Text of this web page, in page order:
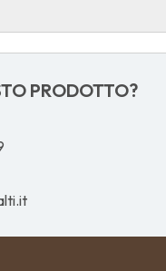
PRODOTTO?